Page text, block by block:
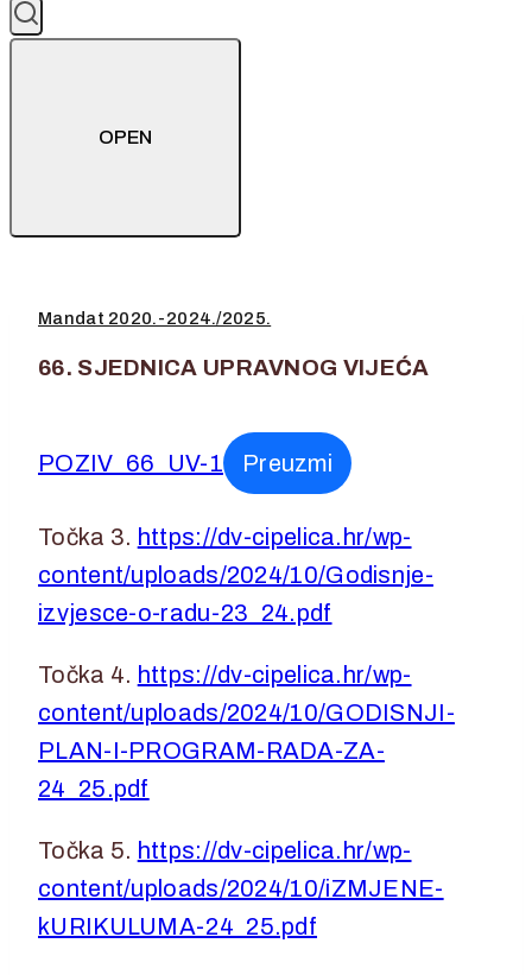
OPEN
Mandat 2020.-2024./2025.
66. SJEDNICA UPRAVNOG VIJEĆA
POZIV_66_UV-1 Preuzmi
Točka 3. https://dv-cipelica.hr/wp-
content/uploads/2024/10/Godisnje-
izvjesce-o-radu-23_24.pdf
Točka 4. https://dv-cipelica.hr/wp-
content/uploads/2024/10/GODISNJI-
PLAN-I-PROGRAM-RADA-ZA-
24_25.pdf
Točka 5. https://dv-cipelica.hr/wp-
content/uploads/2024/10/iZMJENE-
kURIKULUMA-24_25.pdf